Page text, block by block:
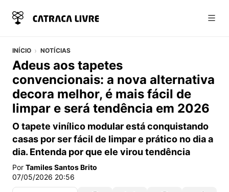
INÍCIO NOTÍCIAS
Adeus aos tapetes
convencionais: a nova alternativa
decora melhor, é mais fácil de
limpar e será tendência em 2026
O tapete vinílico modular está conquistando
casas por ser fácil de limpar e prático no dia a
dia. Entenda por que ele virou tendência
Por Tamiles Santos Brito
07/05/2026 20:56